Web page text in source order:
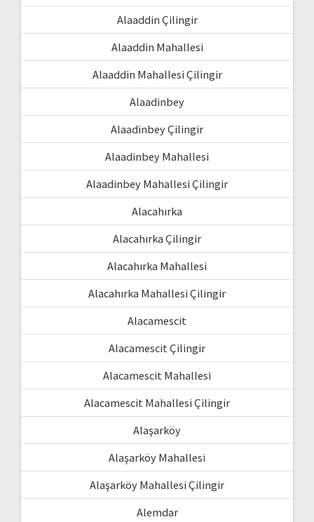
Alaaddin Çilingir
Alaaddin Mahallesi
Alaaddin Mahallesi Çilingir
Alaadinbey
Alaadinbey Çilingir
Alaadinbey Mahallesi
Alaadinbey Mahallesi Çilingir
Alacahırka
Alacahırka Çilingir
Alacahırka Mahallesi
Alacahırka Mahallesi Çilingir
Alacamescit
Alacamescit Çilingir
Alacamescit Mahallesi
Alacamescit Mahallesi Çilingir
Alaşarköy
Alaşarköy Mahallesi
Alaşarköy Mahallesi Çilingir
Alemdar